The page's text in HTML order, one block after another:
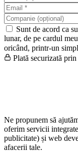
Sunt de acord ca
lunar, de pe cardul
oricând, printr-un
Plată securizată
Ne propunem să
oferim servicii
publicitate) și web
afacerii tale.